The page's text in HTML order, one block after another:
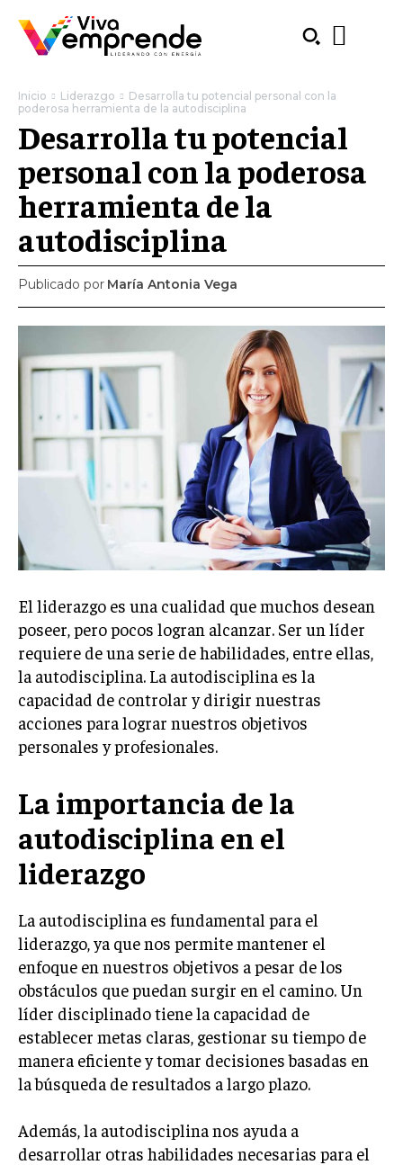
SUBSCRIBE
Welcome to Liberty Case
We have a curated list of the most noteworthy news from all
across the globe. With any subscription plan, you get access
to exclusive articles that let you stay ahead of the curve.
Your Profile
PUBLIC OPINION
LIFESTYLE
MARKETING
ESTRATEGIAS DE MARKETING
AGENCIAS DE MARKETING
AGENCIAS DE POSICIONAMIENTO WEB SEO
VENTA DE ENLACES
MARKETING DIGITAL
PUBLICIDAD
VENTAS Y PERSUASIÓN
COMUNICACIÓN CORPORATIVA
Inicio Liderazgo
Desarrolla tu potencial personal con la
poderosa herramienta de la autodisciplina
Desarrolla tu potencial
personal con la poderosa
herramienta de la
autodisciplina
Publicado por María Antonia Vega
El liderazgo es una cualidad que muchos desean
poseer, pero pocos logran alcanzar. Ser un líder
requiere de una serie de habilidades, entre ellas,
la autodisciplina. La autodisciplina es la
capacidad de controlar y dirigir nuestras
acciones para lograr nuestros objetivos
personales y profesionales.
La importancia de la
autodisciplina en el
liderazgo
La autodisciplina es fundamental para el
liderazgo, ya que nos permite mantener el
enfoque en nuestros objetivos a pesar de los
obstáculos que puedan surgir en el camino. Un
líder disciplinado tiene la capacidad de
establecer metas claras, gestionar su tiempo de
manera eficiente y tomar decisiones basadas en
la búsqueda de resultados a largo plazo.
Además, la autodisciplina nos ayuda a
desarrollar otras habilidades necesarias para el